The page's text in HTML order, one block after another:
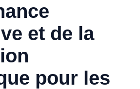
et de la
pour les